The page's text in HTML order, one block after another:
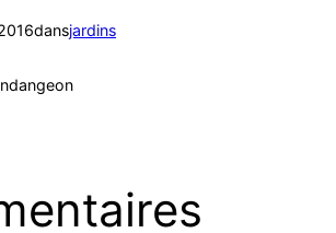
dansjardins